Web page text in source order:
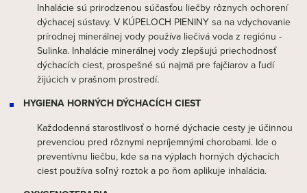
Inhalácie sú prirodzenou súčasťou liečby rôznych ochorení
dýchacej sústavy. V KÚPELOCH PIENINY sa na vdychovanie
prírodnej minerálnej vody používa liečivá voda z regiónu -
Sulinka. Inhalácie minerálnej vody zlepšujú priechodnosť
dýchacích ciest, prospešné sú najmä pre fajčiarov a ľudí
žijúcich v prašnom prostredí.
HYGIENA HORNÝCH DÝCHACÍCH CIEST
Každodenná starostlivosť o horné dýchacie cesty je účinnou
prevenciou pred rôznymi nepríjemnými chorobami. Ide o
preventívnu liečbu, kde sa na výplach horných dýchacích
ciest používa soľný roztok a po ňom aplikuje inhalácia.